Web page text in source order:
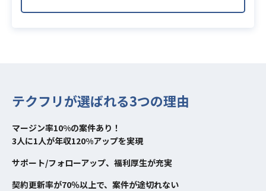
テクフリが選ばれる3つの理由
マージン率10%の案件あり！
3人に1人が年収120%アップを実現
サポート/フォローアップ、福利厚生が充実
契約更新率が70％以上で、案件が途切れない